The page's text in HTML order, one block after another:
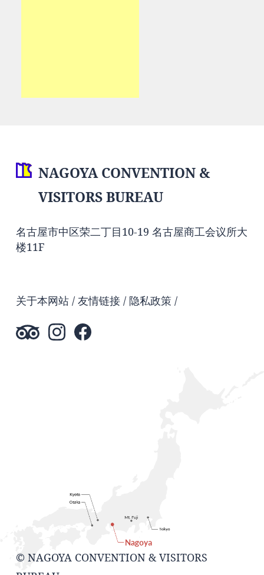
NAGOYA CONVENTION &
VISITORS BUREAU
名古屋市中区荣二丁目10-19 名古屋商工会议所大
楼11F
关于本网站 友情链接 隐私政策
© NAGOYA CONVENTION & VISITORS